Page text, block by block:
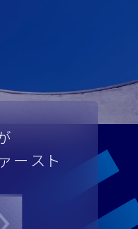
ースト